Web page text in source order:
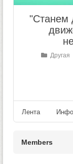
"Станем
Другая
Лента
Members